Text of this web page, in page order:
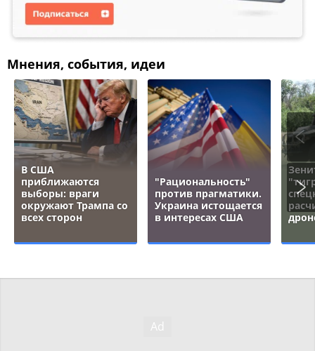
Мнения, события, идеи
В США
приближаются
выборы: враги
окружают Трампа со
всех сторон
"Рациональность"
против прагматики.
Украина истощается
в интересах США